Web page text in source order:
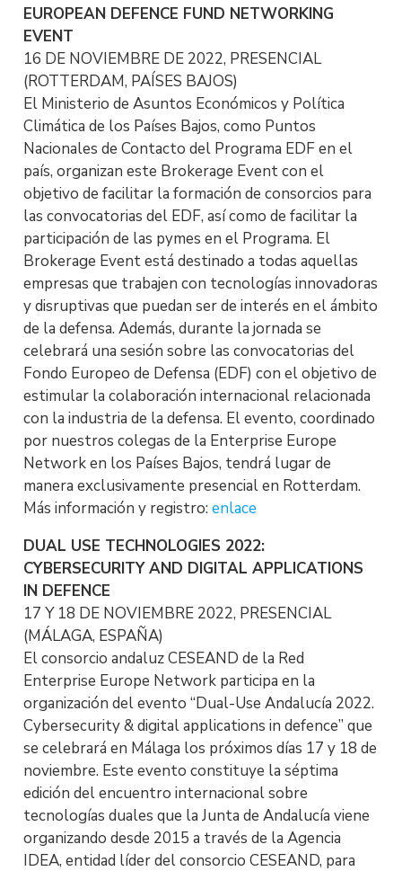
EUROPEAN DEFENCE FUND NETWORKING
EVENT
16 DE NOVIEMBRE DE 2022, PRESENCIAL
(ROTTERDAM, PAÍSES BAJOS)
El Ministerio de Asuntos Económicos y Política
Climática de los Países Bajos, como Puntos
Nacionales de Contacto del Programa EDF en el
país, organizan este Brokerage Event con el
objetivo de facilitar la formación de consorcios para
las convocatorias del EDF, así como de facilitar la
participación de las pymes en el Programa. El
Brokerage Event está destinado a todas aquellas
empresas que trabajen con tecnologías innovadoras
y disruptivas que puedan ser de interés en el ámbito
de la defensa. Además, durante la jornada se
celebrará una sesión sobre las convocatorias del
Fondo Europeo de Defensa (EDF) con el objetivo de
estimular la colaboración internacional relacionada
con la industria de la defensa. El evento, coordinado
por nuestros colegas de la Enterprise Europe
Network en los Países Bajos, tendrá lugar de
manera exclusivamente presencial en Rotterdam.
Más información y registro: enlace
DUAL USE TECHNOLOGIES 2022:
CYBERSECURITY AND DIGITAL APPLICATIONS
IN DEFENCE
17 Y 18 DE NOVIEMBRE 2022, PRESENCIAL
(MÁLAGA, ESPAÑA)
El consorcio andaluz CESEAND de la Red
Enterprise Europe Network participa en la
organización del evento “Dual-Use Andalucía 2022.
Cybersecurity & digital applications in defence” que
se celebrará en Málaga los próximos días 17 y 18 de
noviembre. Este evento constituye la séptima
edición del encuentro internacional sobre
tecnologías duales que la Junta de Andalucía viene
organizando desde 2015 a través de la Agencia
IDEA, entidad líder del consorcio CESEAND, para